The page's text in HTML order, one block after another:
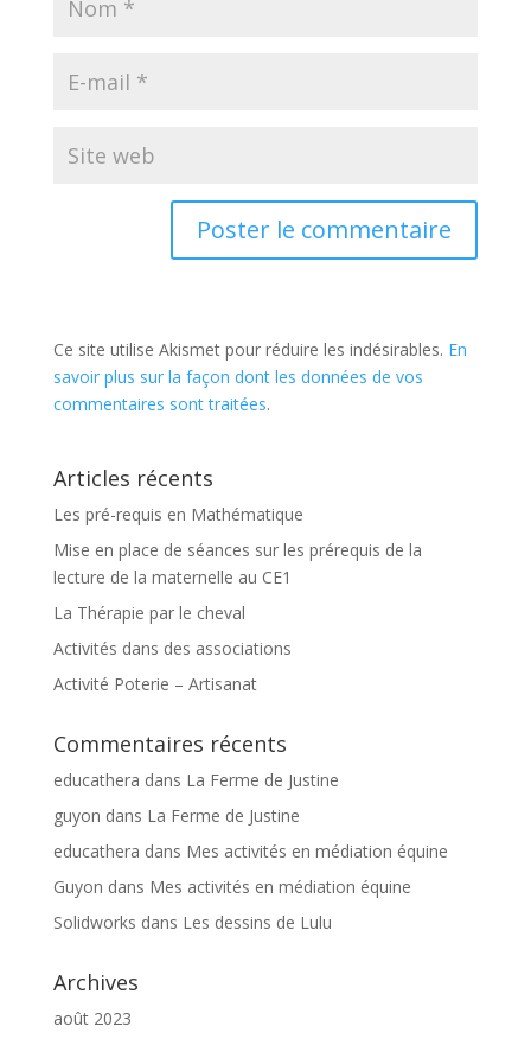
Ce site utilise Akismet pour réduire les indésirables. En
savoir plus sur la façon dont les données de vos
commentaires sont traitées.
Articles récents
Les pré-requis en Mathématique
Mise en place de séances sur les prérequis de la
lecture de la maternelle au CE1
La Thérapie par le cheval
Activités dans des associations
Activité Poterie – Artisanat
Commentaires récents
educathera dans La Ferme de Justine
guyon dans La Ferme de Justine
educathera dans Mes activités en médiation équine
Guyon dans Mes activités en médiation équine
Solidworks dans Les dessins de Lulu
Archives
août 2023